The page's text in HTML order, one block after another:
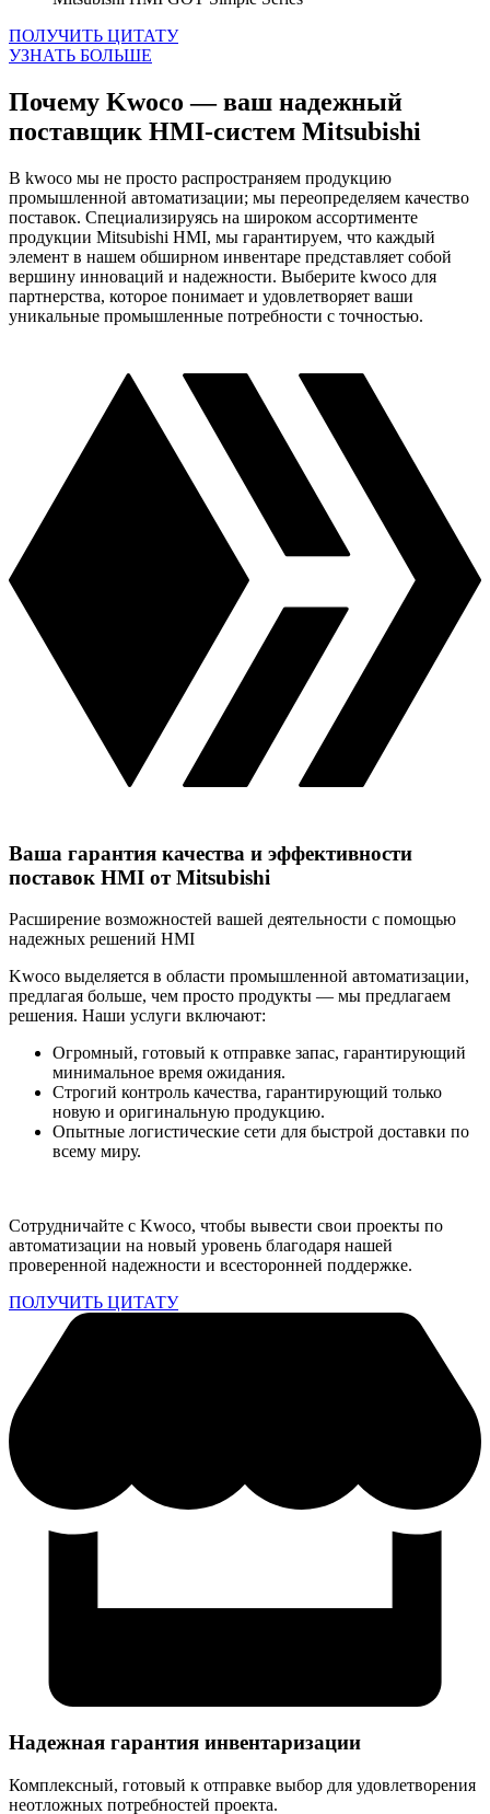
ПОЛУЧИТЬ ЦИТАТУ
УЗНАТЬ БОЛЬШЕ
Почему Kwoco — ваш надежный
поставщик HMI-систем Mitsubishi
В kwoco мы не просто распространяем продукцию
промышленной автоматизации; мы переопределяем качество
поставок. Специализируясь на широком ассортименте
продукции Mitsubishi HMI, мы гарантируем, что каждый
элемент в нашем обширном инвентаре представляет собой
вершину инноваций и надежности. Выберите kwoco для
партнерства, которое понимает и удовлетворяет ваши
уникальные промышленные потребности с точностью.
Ваша гарантия качества и эффективности
поставок HMI от Mitsubishi
Расширение возможностей вашей деятельности с помощью
надежных решений HMI
Kwoco выделяется в области промышленной автоматизации,
предлагая больше, чем просто продукты — мы предлагаем
решения. Наши услуги включают:
Огромный, готовый к отправке запас, гарантирующий
минимальное время ожидания.
Строгий контроль качества, гарантирующий только
новую и оригинальную продукцию.
Опытные логистические сети для быстрой доставки по
всему миру.
Сотрудничайте с Kwoco, чтобы вывести свои проекты по
автоматизации на новый уровень благодаря нашей
проверенной надежности и всесторонней поддержке.
ПОЛУЧИТЬ ЦИТАТУ
Надежная гарантия инвентаризации
Комплексный, готовый к отправке выбор для удовлетворения
неотложных потребностей проекта.